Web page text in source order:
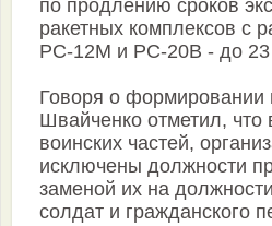
по продлению сроков
ракетных комплексов с
РС-12М и РС-20В - до 23
Говоря о формировании
Швайченко отметил, что
воинских частей,
исключены должности
заменой их на
солдат и гражданского